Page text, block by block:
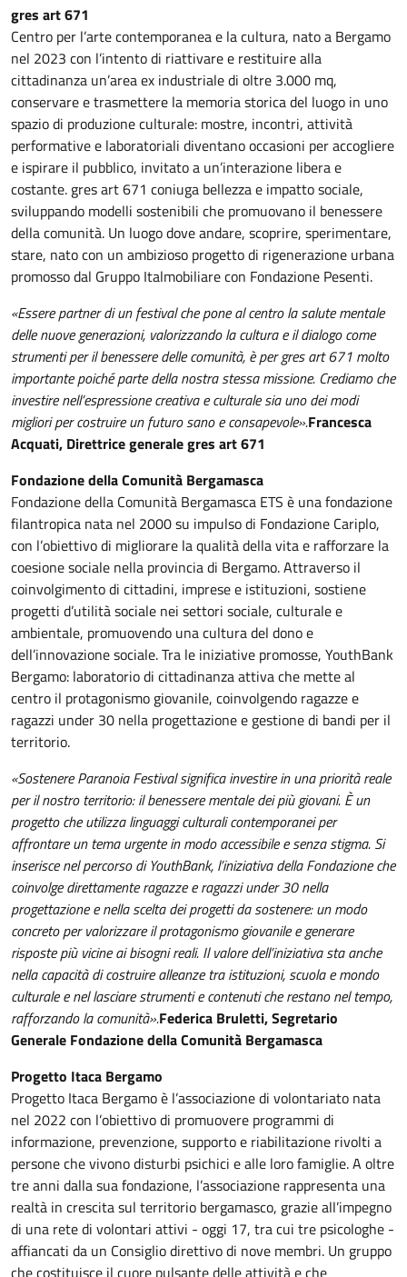
gres art 671
Centro per l’arte contemporanea e la cultura, nato a Bergamo
nel 2023 con l’intento di riattivare e restituire alla
cittadinanza un’area ex industriale di oltre 3.000 mq,
conservare e trasmettere la memoria storica del luogo in uno
spazio di produzione culturale: mostre, incontri, attività
performative e laboratoriali diventano occasioni per accogliere
e ispirare il pubblico, invitato a un’interazione libera e
costante. gres art 671 coniuga bellezza e impatto sociale,
sviluppando modelli sostenibili che promuovano il benessere
della comunità. Un luogo dove andare, scoprire, sperimentare,
stare, nato con un ambizioso progetto di rigenerazione urbana
promosso dal Gruppo Italmobiliare con Fondazione Pesenti.
«Essere partner di un festival che pone al centro la salute mentale
delle nuove generazioni, valorizzando la cultura e il dialogo come
strumenti per il benessere delle comunità, è per gres art 671 molto
importante poiché parte della nostra stessa missione. Crediamo che
investire nell’espressione creativa e culturale sia uno dei modi
migliori per costruire un futuro sano e consapevole».Francesca
Acquati, Direttrice generale gres art 671
Fondazione della Comunità Bergamasca
Fondazione della Comunità Bergamasca ETS è una fondazione
filantropica nata nel 2000 su impulso di Fondazione Cariplo,
con l’obiettivo di migliorare la qualità della vita e rafforzare la
coesione sociale nella provincia di Bergamo. Attraverso il
coinvolgimento di cittadini, imprese e istituzioni, sostiene
progetti d’utilità sociale nei settori sociale, culturale e
ambientale, promuovendo una cultura del dono e
dell’innovazione sociale. Tra le iniziative promosse, YouthBank
Bergamo: laboratorio di cittadinanza attiva che mette al
centro il protagonismo giovanile, coinvolgendo ragazze e
ragazzi under 30 nella progettazione e gestione di bandi per il
territorio.
«Sostenere Paranoia Festival significa investire in una priorità reale
per il nostro territorio: il benessere mentale dei più giovani. È un
progetto che utilizza linguaggi culturali contemporanei per
affrontare un tema urgente in modo accessibile e senza stigma. Si
inserisce nel percorso di YouthBank, l’iniziativa della Fondazione che
coinvolge direttamente ragazze e ragazzi under 30 nella
progettazione e nella scelta dei progetti da sostenere: un modo
concreto per valorizzare il protagonismo giovanile e generare
risposte più vicine ai bisogni reali. Il valore dell’iniziativa sta anche
nella capacità di costruire alleanze tra istituzioni, scuola e mondo
culturale e nel lasciare strumenti e contenuti che restano nel tempo,
rafforzando la comunità».Federica Bruletti, Segretario
Generale Fondazione della Comunità Bergamasca
Progetto Itaca Bergamo
Progetto Itaca Bergamo è l’associazione di volontariato nata
nel 2022 con l’obiettivo di promuovere programmi di
informazione, prevenzione, supporto e riabilitazione rivolti a
persone che vivono disturbi psichici e alle loro famiglie. A oltre
tre anni dalla sua fondazione, l’associazione rappresenta una
realtà in crescita sul territorio bergamasco, grazie all’impegno
di una rete di volontari attivi - oggi 17, tra cui tre psicologhe -
affiancati da un Consiglio direttivo di nove membri. Un gruppo